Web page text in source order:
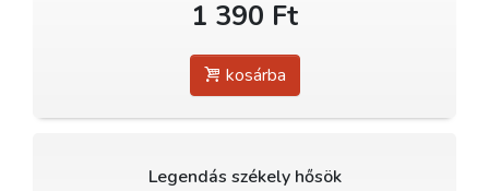
1 390 Ft
kosárba
Legendás székely hősök